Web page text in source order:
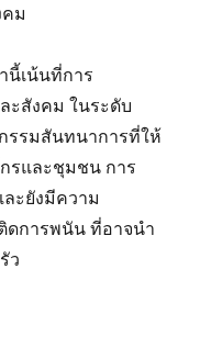
ม
นี้เน้นที่การ
ะสังคม ในระดับ
รรมสันทนาการที่ให้
รและชุมชน การ
ะยังมีความ
ดการพนัน ที่อาจนำ
ว